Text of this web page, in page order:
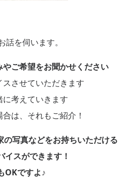
を伺います。
ご希望をお聞かせください
させていただきます
考えていきます
は、それもご紹介！
写真などをお持ちいただける
イスができます！
OKですよ♪